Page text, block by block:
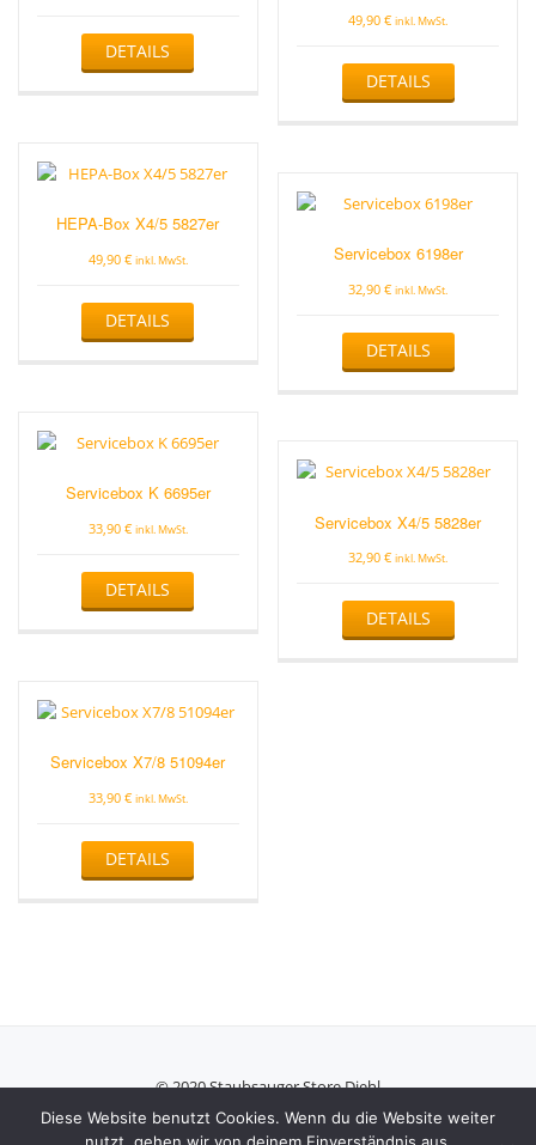
DETAILS
49,90€ inkl. MwSt.
DETAILS
HEPA-Box X4/5 5827er
49,90 € inkl. MwSt.
DETAILS
Servicebox 6198er
32,90€ inkl. MwSt.
DETAILS
Servicebox K 6695er
33,90 € inkl. MwSt.
DETAILS
Servicebox X4/5 5828er
32,90€ inkl. MwSt.
DETAILS
Servicebox X7/8 51094er
33,90 € inkl. MwSt.
DETAILS
© 2020 Staubsauger Store Diehl
Secondary
Diese Website benutzt Cookies. Wenn du die Website weiter